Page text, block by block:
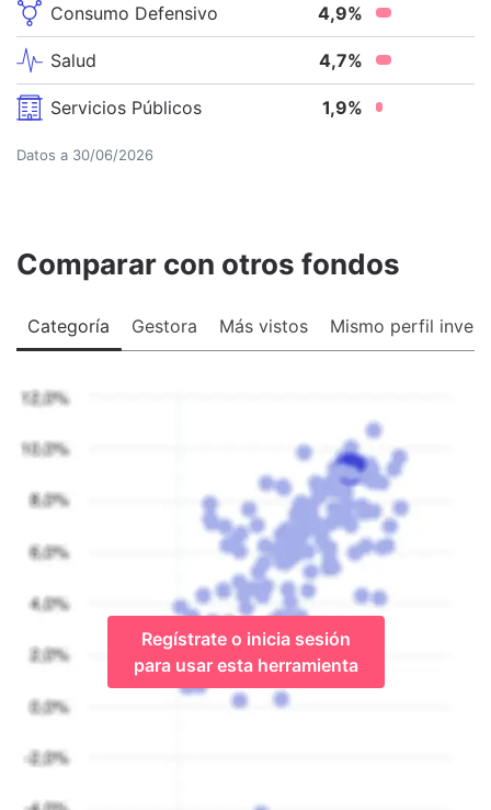
Consumo Defensivo 4,9%
Salud 4,7%
Servicios Públicos 1,9%
Datos a 30/06/2026
Comparar con otros fondos
Categoría Gestora Más vistos Mismo perfil
Regístrate o inicia sesión
para usar esta herramienta